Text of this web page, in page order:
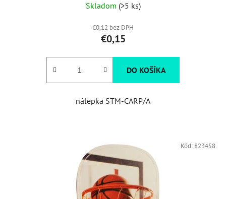
Skladom (>5 ks)
€0,12 bez DPH
€0,15
DO KOŠÍKA
nálepka STM-CARP/A
Kód: 823458